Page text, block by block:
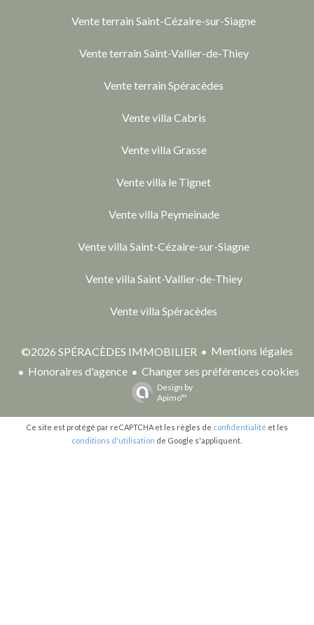
Vente terrain Saint-Cézaire-sur-Siagne
Vente terrain Saint-Vallier-de-Thiey
Vente terrain Spéracèdes
Vente villa Cabris
Vente villa Grasse
Vente villa le Tignet
Vente villa Peymeinade
Vente villa Saint-Cézaire-sur-Siagne
Vente villa Saint-Vallier-de-Thiey
Vente villa Spéracèdes
©2026 SPÉRACÈDES IMMOBILIER
Mentions légales
Honoraires d'agence
Changer ses préférences cookies
Design by
Apimo™
Ce site est protégé par reCAPTCHA et les règles de confidentialité et les
conditions d'utilisation de Google s'appliquent.